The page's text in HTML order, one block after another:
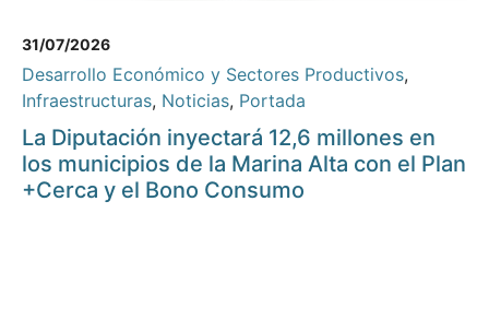
31/07/2026
Desarrollo Económico y Sectores Productivos,
Infraestructuras, Noticias, Portada
La Diputación inyectará 12,6 millones en
los municipios de la Marina Alta con el Plan
+Cerca y el Bono Consumo